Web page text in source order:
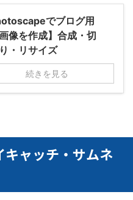
でブログ用
像を作成】合成・切
・リサイズ
続きを見る
キャッチ・サムネ